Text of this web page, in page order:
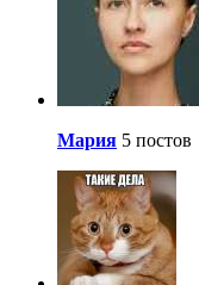
Мария 5 постов